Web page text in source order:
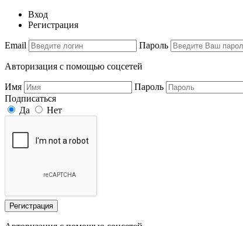
Вход
Регистрация
Email Пароль
Авторизация с помощью соцсетей
Имя Пароль
Подписаться
Да
Нет
Регистрация